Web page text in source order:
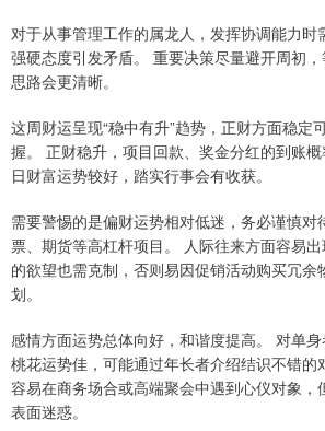
对于从事管理工作的属龙人，发挥协调能力时
强硬态度引发矛盾。 重要决策尽量避开周初
思路会更清晰。
这周财运呈现“稳中有升”趋势，正财方面稳定
握。 正财稳升，项目回款、奖金分红的到账
日财富运势较好，踏实行事会有收获。
需要警惕的是偏财运势相对低迷，务必谨慎对
票、期货等高杠杆项目。 人际往来方面容易
的欲望也需克制，否则易因促销活动购买冗余
划。
感情方面运势总体向好，和谐度提高。 对单
桃花运势佳，可能通过年长者介绍结识不错的
容易在商务场合或高端聚会中遇到心仪对象，
表面迷惑。